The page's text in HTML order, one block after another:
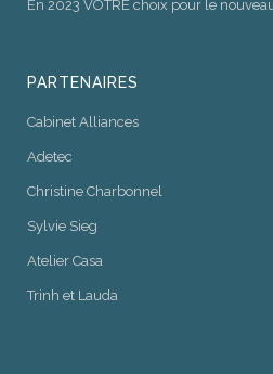
En 2023 VOTRE choix pour le
PARTENAIRES
Cabinet Alliances
Adetec
Christine Charbonnel
Sylvie Sieg
Atelier Casa
Trinh et Lauda